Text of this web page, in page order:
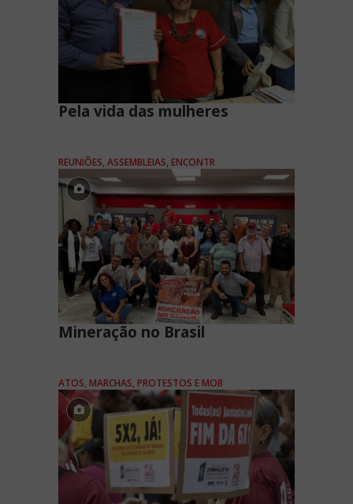
Pela vida das mulheres
REUNIÕES, ASSEMBLEIAS, ENCONTR
Mineração no Brasil
ATOS, MARCHAS, PROTESTOS E MOB